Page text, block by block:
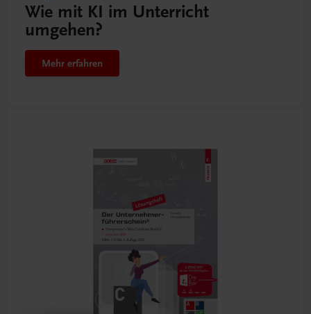
Wie mit KI im Unterricht
umgehen?
Mehr erfahren